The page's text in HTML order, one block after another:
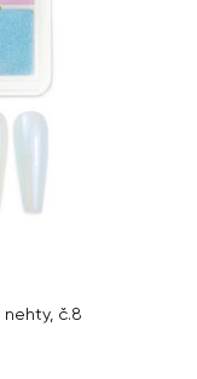
nehty, č.8